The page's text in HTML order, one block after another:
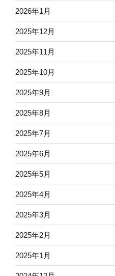
2026年1月
2025年12月
2025年11月
2025年10月
2025年9月
2025年8月
2025年7月
2025年6月
2025年5月
2025年4月
2025年3月
2025年2月
2025年1月